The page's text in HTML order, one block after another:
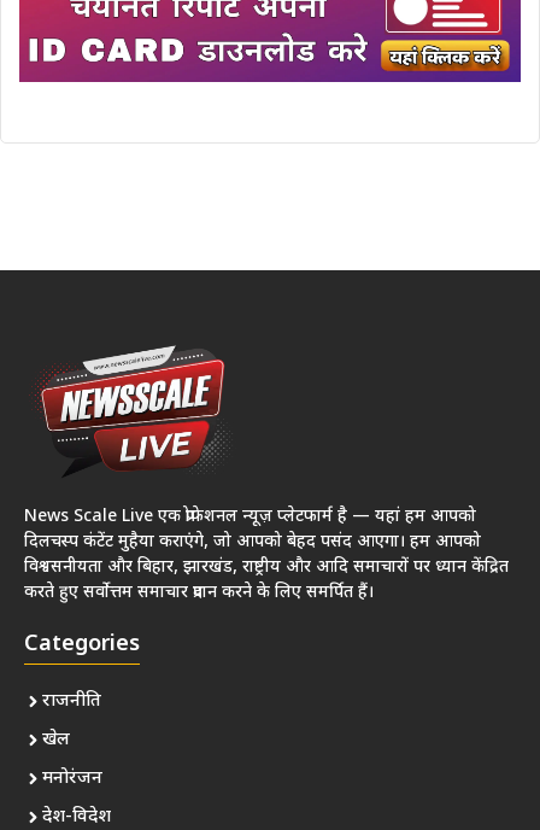
News Scale Live एक प्रोफेशनल न्यूज़ प्लेटफार्म है — यहां हम आपको
दिलचस्प कंटेंट मुहैया कराएंगे, जो आपको बेहद पसंद आएगा। हम आपको
विश्वसनीयता और बिहार, झारखंड, राष्ट्रीय और आदि समाचारों पर ध्यान केंद्रित
करते हुए सर्वोत्तम समाचार प्रदान करने के लिए समर्पित हैं।
Categories
राजनीति
खेल
मनोरंजन
देश-विदेश